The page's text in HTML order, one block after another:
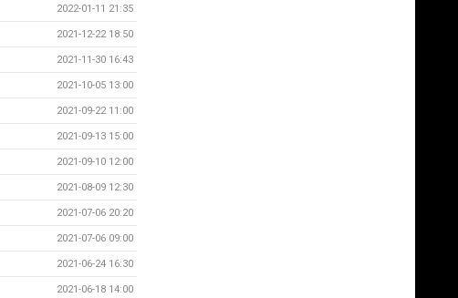
2022-01-11 21:35
2021-12-22 18:50
2021-11-30 16:43
2021-10-05 13:00
2021-09-22 11:00
2021-09-13 15:00
2021-09-10 12:00
2021-08-09 12:30
2021-07-06 20:20
2021-07-06 09:00
2021-06-24 16:30
2021-06-18 14:00